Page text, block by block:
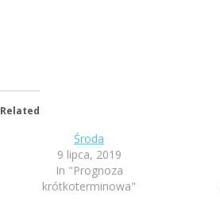
Related
Środa
9 lipca, 2019
In "Prognoza
krótkoterminowa"